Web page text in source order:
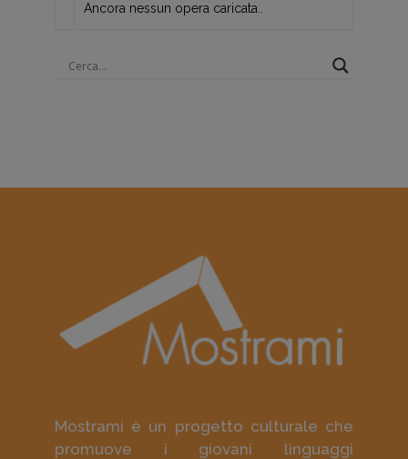
Ancora nessun opera caricata..
Mostrami è un progetto culturale che
promuove i giovani linguaggi